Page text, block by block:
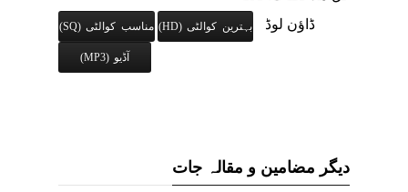
ڈاؤن لوڈ
بہترین کوالٹی (HD) مناسب کوالٹی (SQ)
آڈیو (MP3)
دیگر مضامین و مقالہ جات